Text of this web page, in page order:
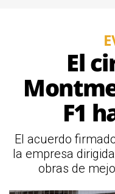
El
F1
El acuerdo
la empresa
obras de